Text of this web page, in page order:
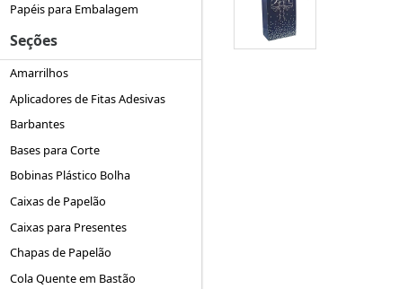
Papéis para Embalagem
Seções
Amarrilhos
Aplicadores de Fitas Adesivas
Barbantes
Bases para Corte
Bobinas Plástico Bolha
Caixas de Papelão
Caixas para Presentes
Chapas de Papelão
Cola Quente em Bastão